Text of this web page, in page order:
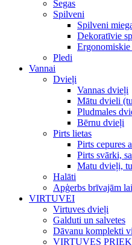
Segas
Spilveni
Spilveni
Dekoratīvie
Pledi
Vannai
Dvieļi
Vannas dvieļi
Mātu dvieli
Pludmales
Bērnu dvieļi
Pirts lietas
Pirts cepures
Pirts svārki,
Matu dvieļi,
Halāti
Apģerbs brīvajām
VIRTUVEI
Virtuves dvieļi
Galduti un salvetes
Dāvanu komplekti
VIRTUVES